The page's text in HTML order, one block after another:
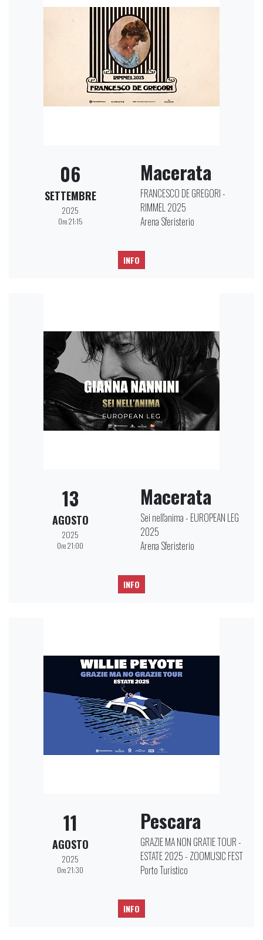
06
SETTEMBRE
2025
Ore 21:15
Macerata
FRANCESCO DE GREGORI -
RIMMEL 2025
Arena Sferisterio
INFO
13
AGOSTO
2025
Ore 21:00
Macerata
Sei nell'anima - EUROPEAN LEG
2025
Arena Sferisterio
INFO
11
AGOSTO
2025
Ore 21:30
Pescara
GRAZIE MA NON GRATIE TOUR -
ESTATE 2025 - ZOOMUSIC FEST
Porto Turistico
INFO